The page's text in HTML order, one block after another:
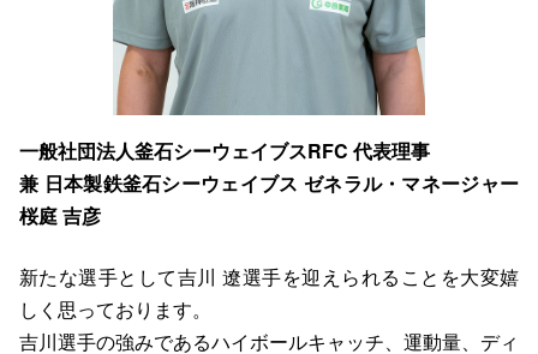
一般社団法人釜石シーウェイブスRFC 代表理事
兼 日本製鉄釜石シーウェイブス ゼネラル・マネージャー
桜庭 吉彦
新たな選⼿として吉川 遼選⼿を迎えられることを⼤変嬉
しく思っております。
吉川選⼿の強みであるハイボールキャッチ、運動量、ディ